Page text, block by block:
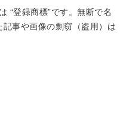
“登録商標”です。無断で名
事や画像の剽窃（盗用）は